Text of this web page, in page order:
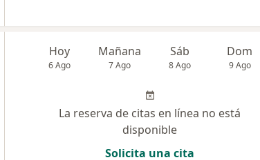
Hoy
6 Ago
Mañana
7 Ago
Sáb
8 Ago
Dom
9 Ago
La reserva de citas en línea no está
disponible
Solicita una cita